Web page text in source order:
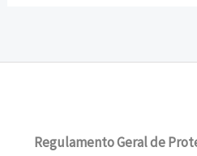
Regulamento Geral de